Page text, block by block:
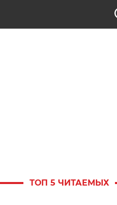
ТОП 5 ЧИТАЕМЫХ